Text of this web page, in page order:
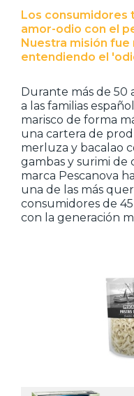
Los consumidores
amor-odio con el
Nuestra misión
entendiendo el
Durante más de 50
a las familias
marisco de forma
una cartera de
merluza y bacalao
gambas y surimi de
marca Pescanova
una de las más
consumidores de 45
con la generación